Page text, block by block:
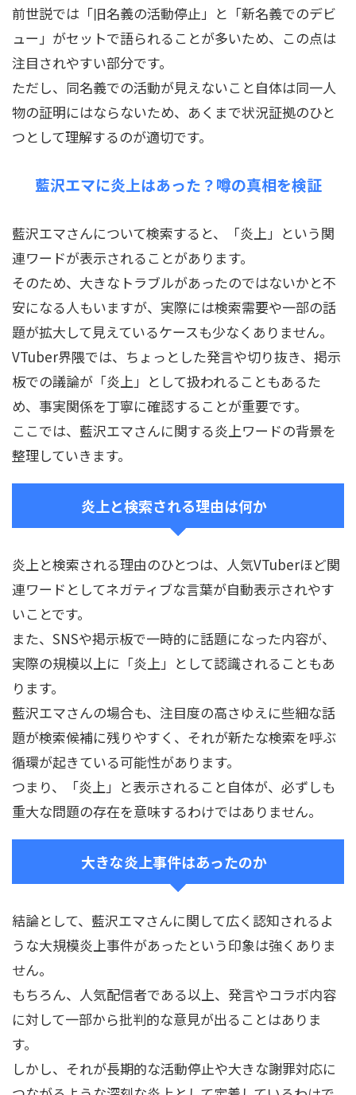
前世説では「旧名義の活動停止」と「新名義でのデビ
ュー」がセットで語られることが多いため、この点は
注目されやすい部分です。
ただし、同名義での活動が見えないこと自体は同一人
物の証明にはならないため、あくまで状況証拠のひと
つとして理解するのが適切です。
藍沢エマに炎上はあった？噂の真相を検証
藍沢エマさんについて検索すると、「炎上」という関
連ワードが表示されることがあります。
そのため、大きなトラブルがあったのではないかと不
安になる人もいますが、実際には検索需要や一部の話
題が拡大して見えているケースも少なくありません。
VTuber界隈では、ちょっとした発言や切り抜き、掲示
板での議論が「炎上」として扱われることもあるた
め、事実関係を丁寧に確認することが重要です。
ここでは、藍沢エマさんに関する炎上ワードの背景を
整理していきます。
炎上と検索される理由は何か
炎上と検索される理由のひとつは、人気VTuberほど関
連ワードとしてネガティブな言葉が自動表示されやす
いことです。
また、SNSや掲示板で一時的に話題になった内容が、
実際の規模以上に「炎上」として認識されることもあ
ります。
藍沢エマさんの場合も、注目度の高さゆえに些細な話
題が検索候補に残りやすく、それが新たな検索を呼ぶ
循環が起きている可能性があります。
つまり、「炎上」と表示されること自体が、必ずしも
重大な問題の存在を意味するわけではありません。
大きな炎上事件はあったのか
結論として、藍沢エマさんに関して広く認知されるよ
うな大規模炎上事件があったという印象は強くありま
せん。
もちろん、人気配信者である以上、発言やコラボ内容
に対して一部から批判的な意見が出ることはありま
す。
しかし、それが長期的な活動停止や大きな謝罪対応に